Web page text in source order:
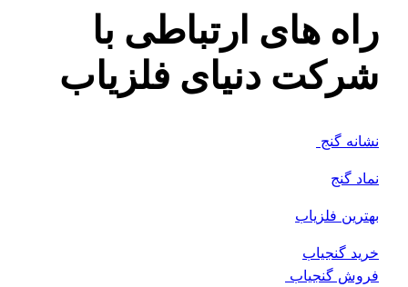
های ارتباطی با
دنیای فلزیاب
گنج
گنج
فلزیاب
گنجیاب
گنجیاب